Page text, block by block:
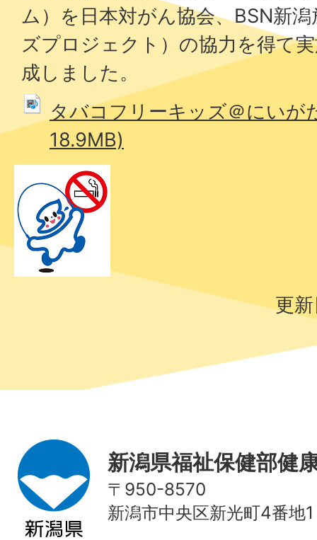
ム）を日本対がん協会、BSN新
ズプロジェクト）の協力を得て
成しました。
タバコフリーキッズ＠にいが
18.9MB)
更
新潟県福祉保健部健
〒950-8570
新潟市中央区新光町4番地1